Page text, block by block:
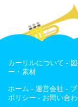
カーリルについて -
ー・素材
ホーム - 運営会社 -
ポリシー - お問い合